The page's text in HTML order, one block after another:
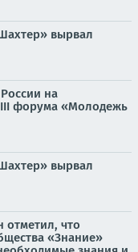
вырвал
на
III форума «Молодежь
вырвал
отметил, что
«Знание»